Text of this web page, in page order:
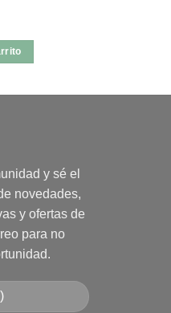
y sé el
novedades,
y ofertas de
para no